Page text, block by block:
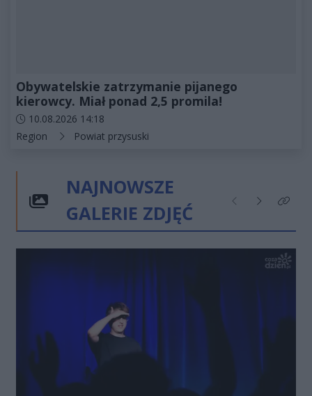
Obywatelskie zatrzymanie pijanego
kierowcy. Miał ponad 2,5 promila!
Data dodania artykułu:
10.08.2026 14:18
Kategorie artykułu:
Region Powiat przysuski
NAJNOWSZE
GALERIE ZDJĘĆ
Poprzednie
NastępneKliknij